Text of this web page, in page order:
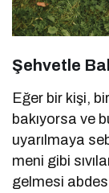
Şehvetle
Eğer bir kişi,
bakıyorsa ve
uyarılmaya
meni gibi
gelmesi